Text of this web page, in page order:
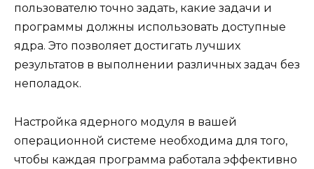
пользователю точно задать, какие задачи и
программы должны использовать доступные
ядра. Это позволяет достигать лучших
результатов в выполнении различных задач без
неполадок.
Настройка ядерного модуля в вашей
операционной системе необходима для того,
чтобы каждая программа работала эффективно